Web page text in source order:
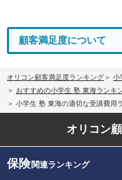
顧客満足度について
オリコン顧客満足度ランキング
小
おすすめの小学生 塾 東海ランキ
小学生 塾 東海の適切な受講費用
オリコン
保険関連ランキング